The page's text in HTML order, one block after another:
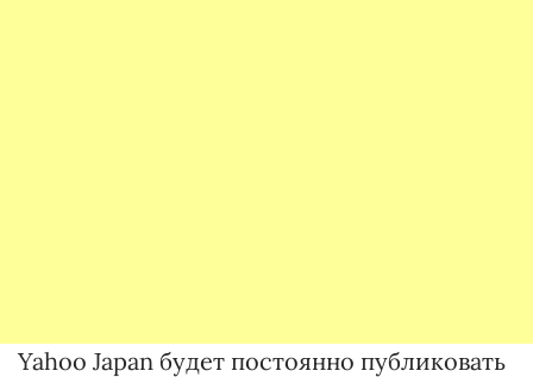
Yahoo Japan будет постоянно публиковать